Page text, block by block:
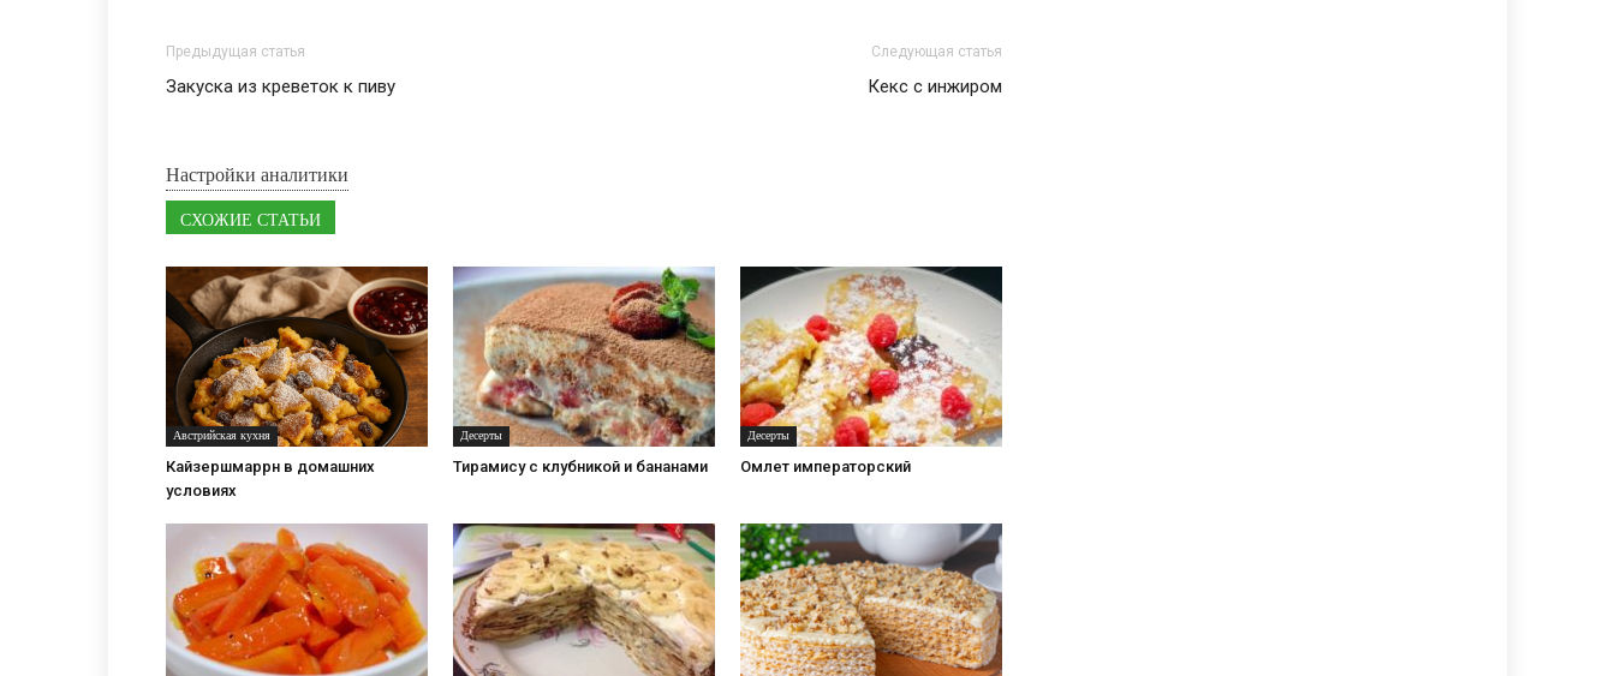
Предыдущая статья
Закуска из креветок к пиву
Следующая статья
Кекс с инжиром
Настройки аналитики
СХОЖИЕ СТАТЬИ
Австрийская кухня
Кайзершмаррн в домашних
условиях
Десерты
Тирамису с клубникой и бананами
Десерты
Омлет императорский